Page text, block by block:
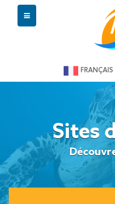
FRANÇAIS
Sites